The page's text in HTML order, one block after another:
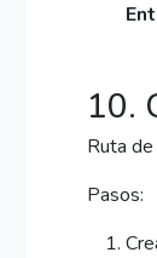
10.
Ruta de
Pasos: